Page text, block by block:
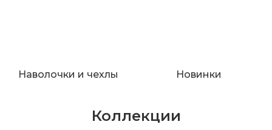
Наволочки и чехлы Новинки
Коллекции